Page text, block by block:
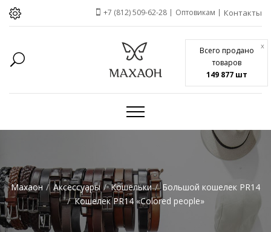
Всего продано
товаров
149 877 шт
x
+7 (812) 509-62-28 Оптовикам Контакты
Махаон Аксессуары Кошельки
Большой кошелек PR14
Кошелек PR14 «Colored people»